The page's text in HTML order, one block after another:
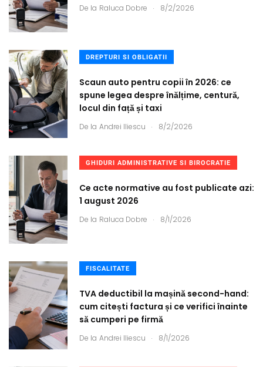
De la Raluca Dobre . 8/2/2026
DREPTURI SI OBLIGATII
Scaun auto pentru copii în 2026: ce
spune legea despre înălțime, centură,
locul din față și taxi
De la Andrei Iliescu . 8/2/2026
GHIDURI ADMINISTRATIVE SI BIROCRATIE
Ce acte normative au fost publicate azi:
1 august 2026
De la Raluca Dobre . 8/1/2026
FISCALITATE
TVA deductibil la mașină second-hand:
cum citești factura și ce verifici înainte
să cumperi pe firmă
De la Andrei Iliescu . 8/1/2026